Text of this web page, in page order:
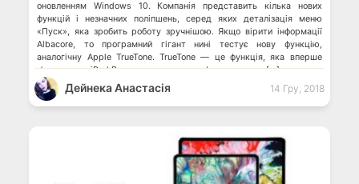
оновленням Windows 10. Компанія представить кілька нових
функцій і незначних поліпшень, серед яких деталізація меню
«Пуск», яка зробить роботу зручнішою. Якщо вірити інформації
Albacore, то програмний гігант нині тестує нову функцію,
аналогічну Apple TrueTone. TrueTone — це функція, яка вперше
з’явилася на iPad Pro, а також на нових флагманських […]
Дейнека Анастасiя 14 Гру, 2018